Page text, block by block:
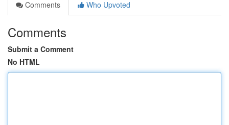
Comments
Who Upvoted
Comments
Submit a Comment
No HTML